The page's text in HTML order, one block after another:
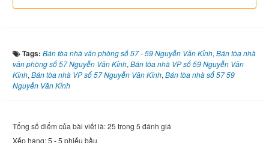
Tags: Bán tòa nhà văn phòng số 57 - 59 Nguyễn Văn Kỉnh, Bán tòa nhà
văn phòng số 57 Nguyễn Văn Kỉnh, Bán tòa nhà VP số 59 Nguyễn Văn
Kỉnh, Bán tòa nhà VP số 57 Nguyễn Văn Kỉnh, Bán tòa nhà số 57 59
Nguyễn Văn Kỉnh
Tổng số điểm của bài viết là: 25 trong 5 đánh giá
Xếp hạng:5 -5 phiếu bầu